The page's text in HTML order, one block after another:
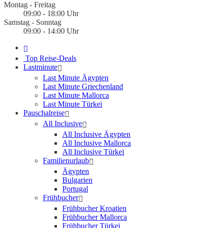
Montag - Freitag
09:00 - 18:00 Uhr
Samstag - Sonntag
09:00 - 14:00 Uhr
Top Reise-Deals
Lastminute
Last Minute Ägypten
Last Minute Griechenland
Last Minute Mallorca
Last Minute Türkei
Pauschalreise
All Inclusive
All Inclusive Ägypten
All Inclusive Mallorca
All Inclusive Türkei
Familienurlaub
Ägypten
Bulgarien
Portugal
Frühbucher
Frühbucher Kroatien
Frühbucher Mallorca
Frühbucher Türkei